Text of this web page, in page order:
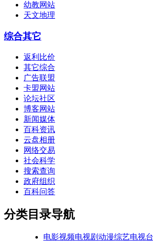
幼教网站
天文地理
综合其它
返利比价
其它综合
广告联盟
卡盟网站
论坛社区
博客网站
新闻媒体
百科资讯
云盘相册
网络交易
社会科学
搜索查询
政府组织
百科问答
分类目录导航
电影视频电视剧动漫综艺电视台